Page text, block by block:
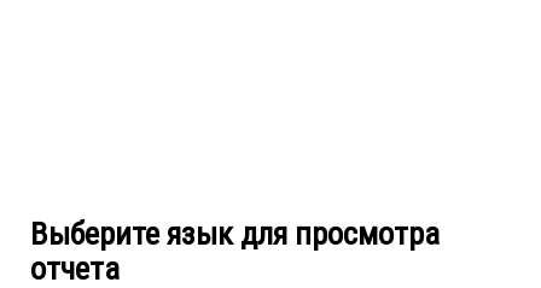
Выберите язык для просмотра
отчета